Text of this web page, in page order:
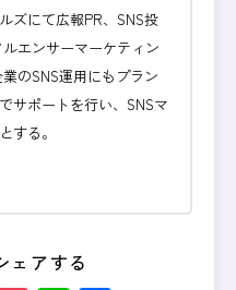
ズにて広報PR、SNS投
エンサーマーケティン
のSNS運用にもプラン
サポートを行い、SNSマ
する。
ェアする